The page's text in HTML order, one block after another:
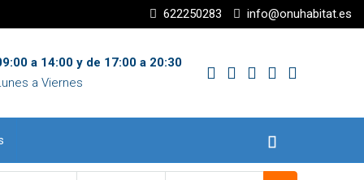
622250283 info@onuhabitat.es
a 14:00 y de 17:00 a 20:30
a Viernes